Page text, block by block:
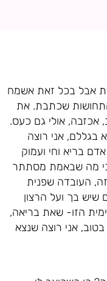
אבל בכל זאת אשמח
שכתבת. את
אולי גם כעס.
בגללם, אני רוצה
בריא וחי ועמוק
כי מה שבאמת מסתתר
העובדה שפנית
שיש בך ועל הרצון
הזו- שאת בריאה,
אני רוצה שנצא